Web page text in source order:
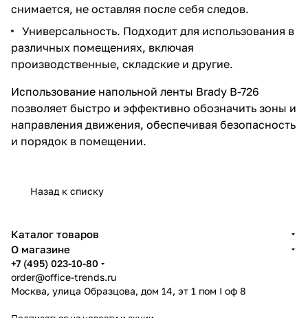
снимается, не оставляя после себя следов.
Универсальность. Подходит для использования в
различных помещениях, включая
производственные, складские и другие.
Использование напольной ленты Brady B-726
позволяет быстро и эффективно обозначить зоны и
направления движения, обеспечивая безопасность
и порядок в помещении.
Назад к списку
Каталог товаров
О магазине
+7 (495) 023-10-80
order@office-trends.ru
Москва, улица Образцова, дом 14, эт 1 пом I оф 8